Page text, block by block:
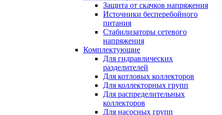
Защита от скачков напряжения
Источники бесперебойного
питания
Стабилизаторы сетевого
напряжения
Комплектующие
Для гидравлических
разделителей
Для котловых коллекторов
Для коллекторных групп
Для распределительных
коллекторов
Для насосных групп